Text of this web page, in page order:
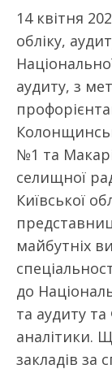
14 квітня
обліку,
аудиту, з
№1 та
селищної
Київської
майбутніх
до
та аудиту
аналітики.
закладів за